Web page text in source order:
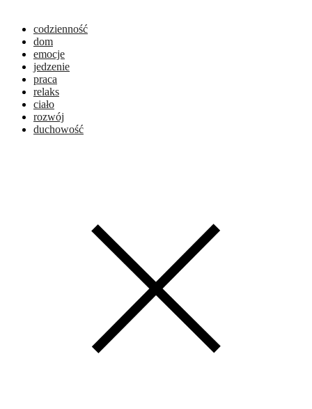
codzienność
dom
emocje
jedzenie
praca
relaks
ciało
rozwój
duchowość